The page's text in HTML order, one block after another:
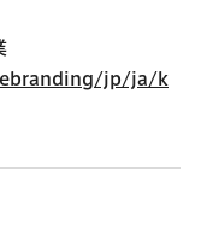
jp/ja/k